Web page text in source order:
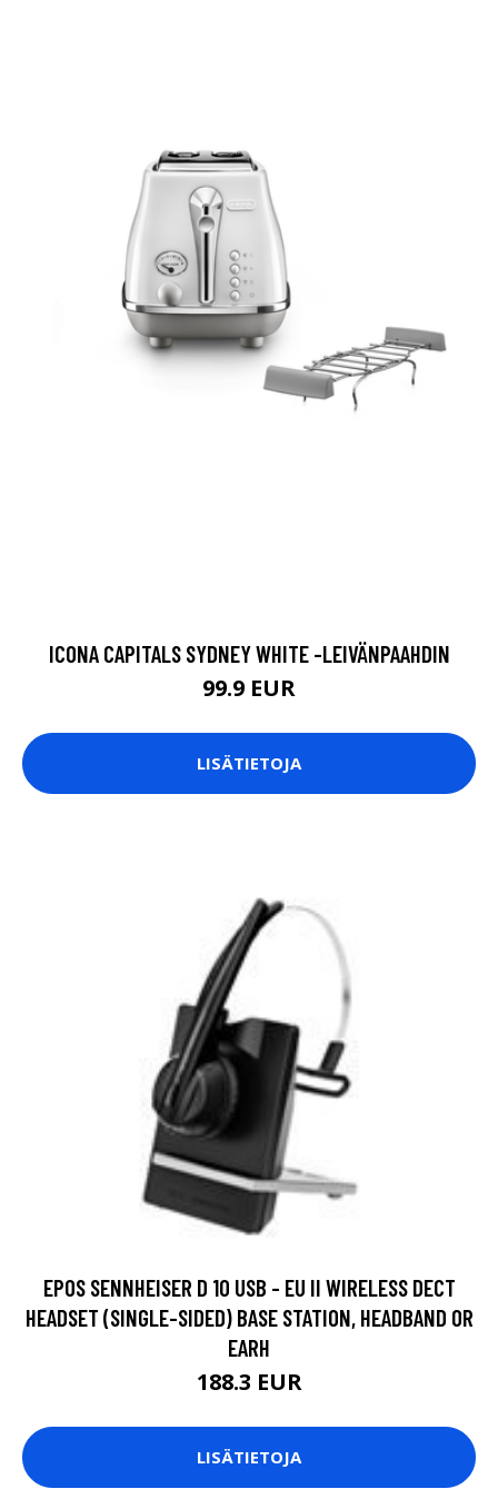
ICONA CAPITALS SYDNEY WHITE -LEIVÄNPAAHDIN
99.9 EUR
LISÄTIETOJA
EPOS SENNHEISER D 10 USB - EU II WIRELESS DECT
HEADSET (SINGLE-SIDED) BASE STATION, HEADBAND OR
EARH
188.3 EUR
LISÄTIETOJA